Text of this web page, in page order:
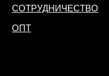
СОТРУДНИЧЕСТВО
ОПТ